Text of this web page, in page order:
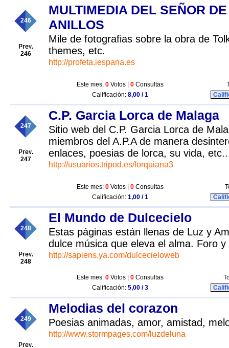
246
246
MULTIMEDIA DEL SEÑOR
ANILLOS
Mile de fotografias sobre la obra de
themes, etc.
http://profeta.iespana.es
Este mes: 0 Votos | 0 Consultas
Calificación: 8,00 / 1
247
247
C.P. Garcia Lorca de Malaga
Sitio web del C.P. Garcia Lorca de
miembros del A.P.A de manera
enlaces, poesias de lorca, su vida,
http://usuarios.tripod.es/lorquiana3
Este mes: 0 Votos | 0 Consultas
Calificación: 1,00 / 1
248
248
El Mundo de Dulcecielo
Estas páginas están llenas de Luz y
dulce música que eleva el alma. Foro
http://sapiens.ya.com/dulcecieloweb
Este mes: 0 Votos | 0 Consultas
Calificación: 5,00 / 3
249
Melodias del corazon
Poesias animadas, amor, amistad,
http://www.stormpages.com/luzdeluna